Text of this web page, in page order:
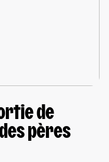
de
pères